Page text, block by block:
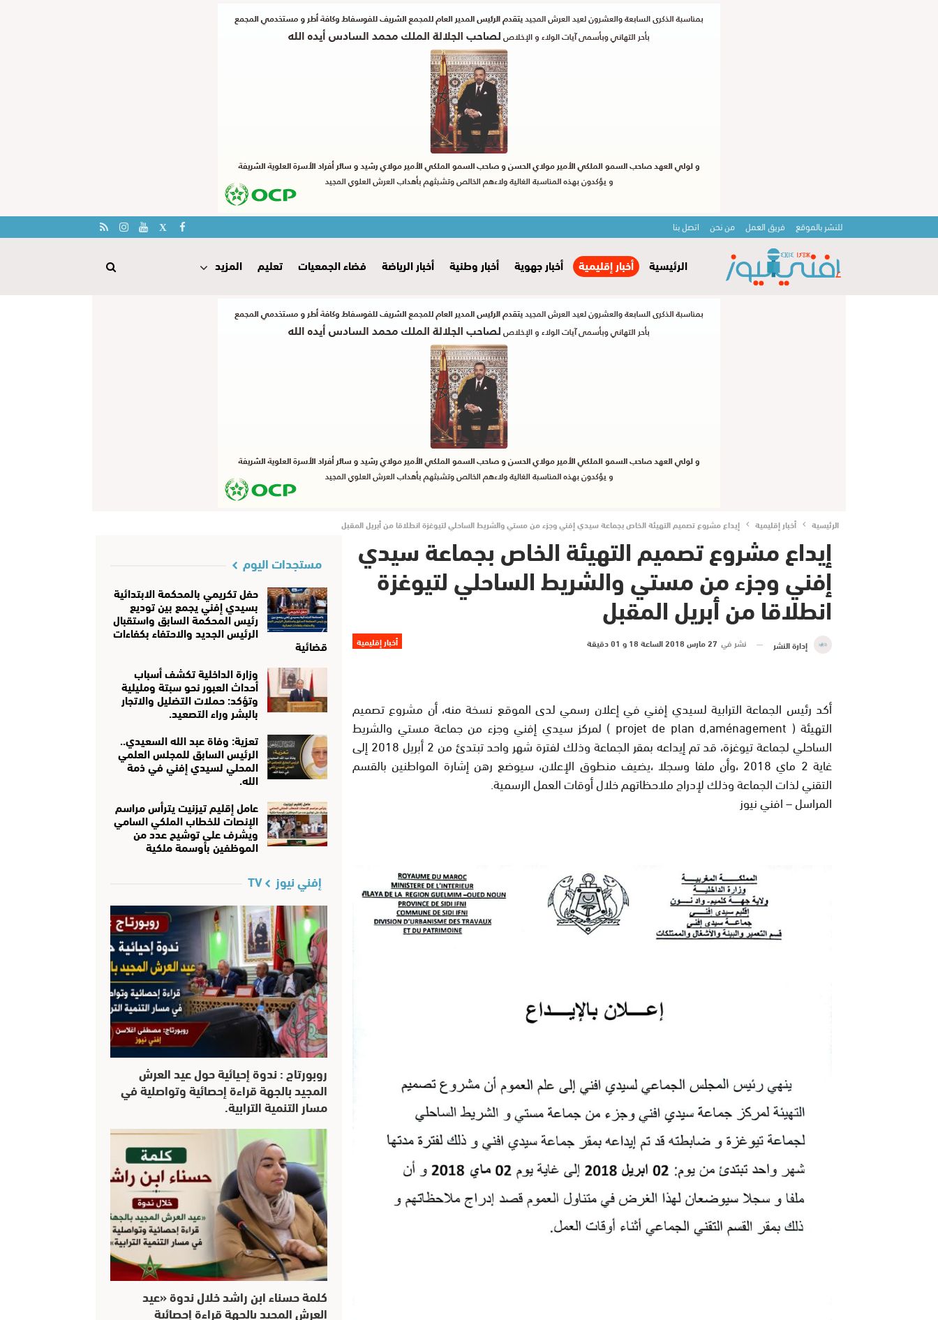
للنشر بالموقع فريق العمل من نحن اتصل بنا
الرئيسية أخبار إقليمية أخبار جهوية أخبار وطنية أخبار الرياضة فضاء الجمعيات تعليم المزيد
الرئيسية أخبار إقليمية إيداع مشروع تصميم التهيئة الخاص بجماعة سيدي إفني وجزء من مستي والشريط الساحلي لتيوغزة انطلاقا من أبريل المقبل
إيداع مشروع تصميم التهيئة الخاص بجماعة سيدي
إفني وجزء من مستي والشريط الساحلي لتيوغزة
انطلاقا من أبريل المقبل
أخبار إقليمية إدارة النشر نشر في 27 مارس 2018 الساعة 18 و 01 دقيقة
أكد رئيس الجماعة الترابية لسيدي إفني في إعلان رسمي لدى الموقع نسخة منه، أن مشروع تصميم
التهيئة ( projet de plan d,aménagement ) لمركز سيدي إفني وجزء من جماعة مستي والشريط
الساحلي لجماعة تيوغزة، قد تم إيداعه بمقر الجماعة وذلك لفترة شهر واحد تبتدئ من 2 أبريل 2018 إلى
غاية 2 ماي 2018 ،وأن ملفا وسجلا ،يضيف منطوق الإعلان، سيوضع رهن إشارة المواطنين بالقسم
التقني لذات الجماعة وذلك لإدراج ملاحظاتهم خلال أوقات العمل الرسمية.
المراسل – افني نيوز
مستجدات اليوم
حفل تكريمي بالمحكمة الابتدائية
بسيدي إفني يجمع بين توديع
رئيس المحكمة السابق واستقبال
الرئيس الجديد والاحتفاء بكفاءات
قضائية
وزارة الداخلية تكشف أسباب
أحداث العبور نحو سبتة ومليلية
وتؤكد: حملات التضليل والاتجار
بالبشر وراء التصعيد.
تعزية: وفاة عبد الله السعيدي..
الرئيس السابق للمجلس العلمي
المحلي لسيدي إفني في ذمة
الله.
عامل إقليم تيزنيت يترأس مراسم
الإنصات للخطاب الملكي السامي
ويشرف على توشيح عدد من
الموظفين بأوسمة ملكية
إفني نيوز TV
روبورتاج : ندوة إحيائية حول عيد العرش
المجيد بالجهة قراءة إحصائية وتواصلية في
مسار التنمية الترابية.
كلمة حسناء ابن راشد خلال ندوة «عيد
العرش المجيد بالجهة قراءة إحصائية